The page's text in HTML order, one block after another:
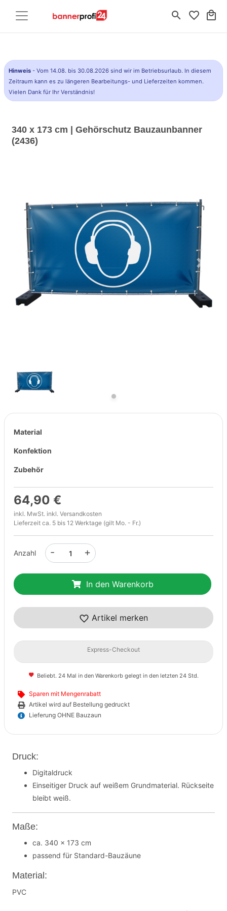
search favorite_border local_mall
Hinweis - Vom 14.08. bis 30.08.2026 sind wir im Betriebsurlaub. In diesem
Zeitraum kann es zu längeren Bearbeitungs- und Lieferzeiten kommen.
Vielen Dank für Ihr Verständnis!
340 x 173 cm | Gehörschutz Bauzaunbanner
(2436)
Previous Next
Material
Konfektion
Zubehör
64,90 €
inkl. MwSt. inkl. Versandkosten
Lieferzeit ca. 5 bis 12 Werktage (gilt Mo. - Fr.)
Anzahl +
-
In den Warenkorb
Artikel merken
Express-Checkout
Beliebt. 24 Mal in den Warenkorb gelegt in den letzten 24 Std.
Sparen mit Mengenrabatt
Artikel wird auf Bestellung gedruckt
Lieferung OHNE Bauzaun
Druck:
Digitaldruck
Einseitiger Druck auf weißem Grundmaterial. Rückseite
bleibt weiß.
Maße:
ca. 340 x 173 cm
passend für Standard-Bauzäune
Material:
PVC